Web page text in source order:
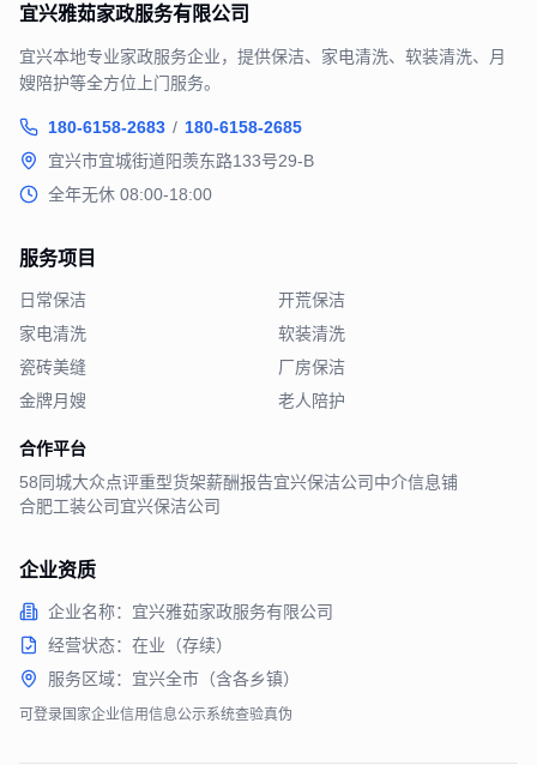
宜兴雅茹家政服务有限公司
宜兴本地专业家政服务企业，提供保洁、家电清洗、软装清洗、月
嫂陪护等全方位上门服务。
180-6158-2683 / 180-6158-2685
宜兴市宜城街道阳羡东路133号29-B
全年无休 08:00-18:00
服务项目
日常保洁
开荒保洁
家电清洗
软装清洗
瓷砖美缝
厂房保洁
金牌月嫂
老人陪护
合作平台
58同城大众点评重型货架薪酬报告宜兴保洁公司中介信息铺
合肥工装公司宜兴保洁公司
企业资质
企业名称：宜兴雅茹家政服务有限公司
经营状态：在业（存续）
服务区域：宜兴全市（含各乡镇）
可登录国家企业信用信息公示系统查验真伪